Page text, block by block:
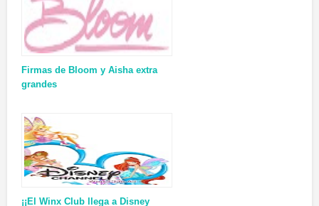
Firmas de Bloom y Aisha extra
grandes
¡¡El Winx Club llega a Disney